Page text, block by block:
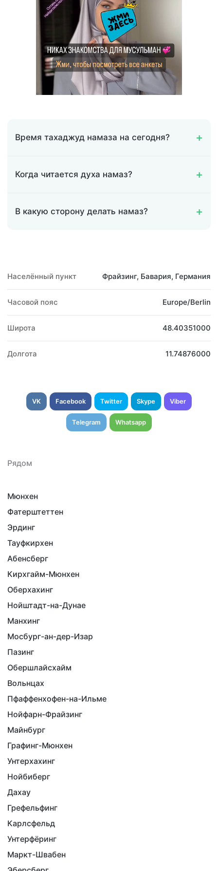
Время тахаджуд намаза на сегодня?
Когда читается духа намаз?
В какую сторону делать намаз?
Населённый пункт Фрайзинг, Бавария, Германия
Часовой пояс Europe/Berlin
Широта 48.40351000
Долгота 11.74876000
VK Facebook Twitter Skype Viber
Telegram Whatsapp
Рядом
Мюнхен
Фатерштеттен
Эрдинг
Тауфкирхен
Абенсберг
Кирхгайм-Мюнхен
Оберхахинг
Нойштадт-на-Дунае
Манхинг
Мосбург-ан-дер-Изар
Пазинг
Обершлайсхайм
Вольнцах
Пфаффенхофен-на-Ильме
Нойфарн-Фрайзинг
Майнбург
Графинг-Мюнхен
Унтерхахинг
Нойбиберг
Дахау
Грефельфинг
Карлсфельд
Унтерфёринг
Маркт-Швабен